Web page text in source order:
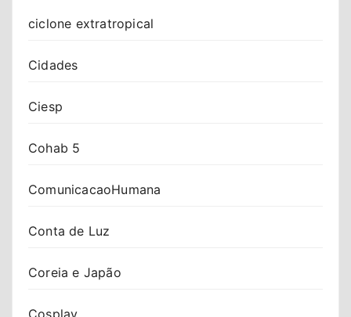
ciclone extratropical
Cidades
Ciesp
Cohab 5
ComunicacaoHumana
Conta de Luz
Coreia e Japão
Cosplay